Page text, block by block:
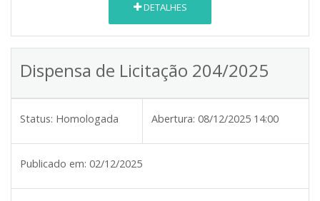
DETALHES
Dispensa de Licitação 204/2025
Status: Homologada Abertura: 08/12/2025 14:00
Publicado em: 02/12/2025